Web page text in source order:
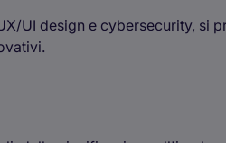
UI design e cybersecurity, si